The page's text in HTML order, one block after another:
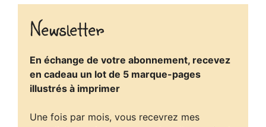
Newsletter
En échange de votre abonnement, recevez
en cadeau un lot de 5 marque-pages
illustrés à imprimer
Une fois par mois, vous recevrez mes